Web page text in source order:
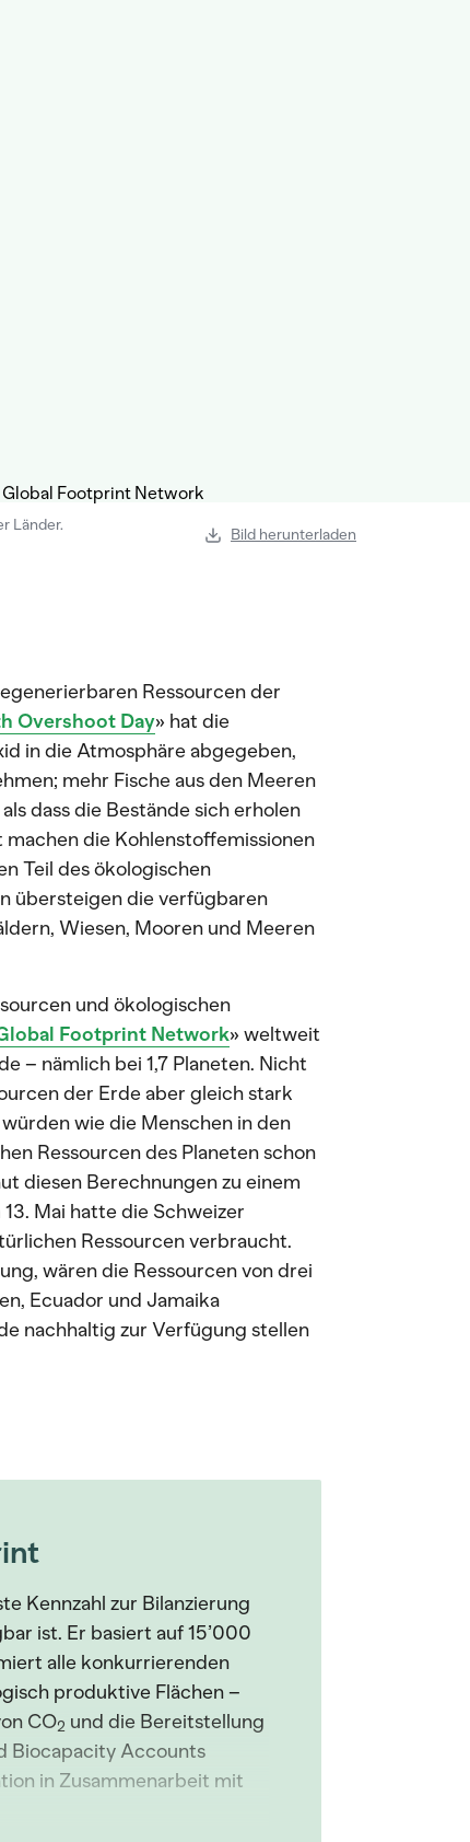
Länder.
Bild herunterladen
Ressourcen der
Overshoot Day» hat die
in die Atmosphäre abgegeben,
mehr Fische aus den Meeren
dass die Bestände sich erholen
die Kohlenstoffemissionen
Teil des ökologischen
übersteigen die verfügbaren
Wiesen, Mooren und Meeren
und ökologischen
Footprint Network» weltweit
– nämlich bei 1,7 Planeten. Nicht
der Erde aber gleich stark
wie die Menschen in den
Ressourcen des Planeten schon
diesen Berechnungen zu einem
Mai hatte die Schweizer
Ressourcen verbraucht.
wären die Ressourcen von drei
Ecuador und Jamaika
nachhaltig zur Verfügung stellen
Kennzahl zur Bilanzierung
ist. Er basiert auf 15’000
alle konkurrierenden
produktive Flächen –
CO2 und die Bereitstellung
Biocapacity Accounts
in Zusammenarbeit mit